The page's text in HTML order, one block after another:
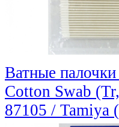
Ватные
Cotton Swab
87105 / Tamiya